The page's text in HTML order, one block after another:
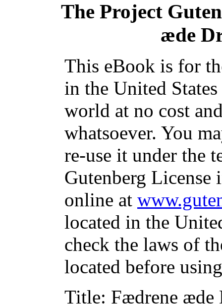
The Project
æde
This eBook is for
in the United
world at no cost
whatsoever. You
re-use it under the
Gutenberg
online at
located in the
check the laws of
located before
Title: Fædrene æde